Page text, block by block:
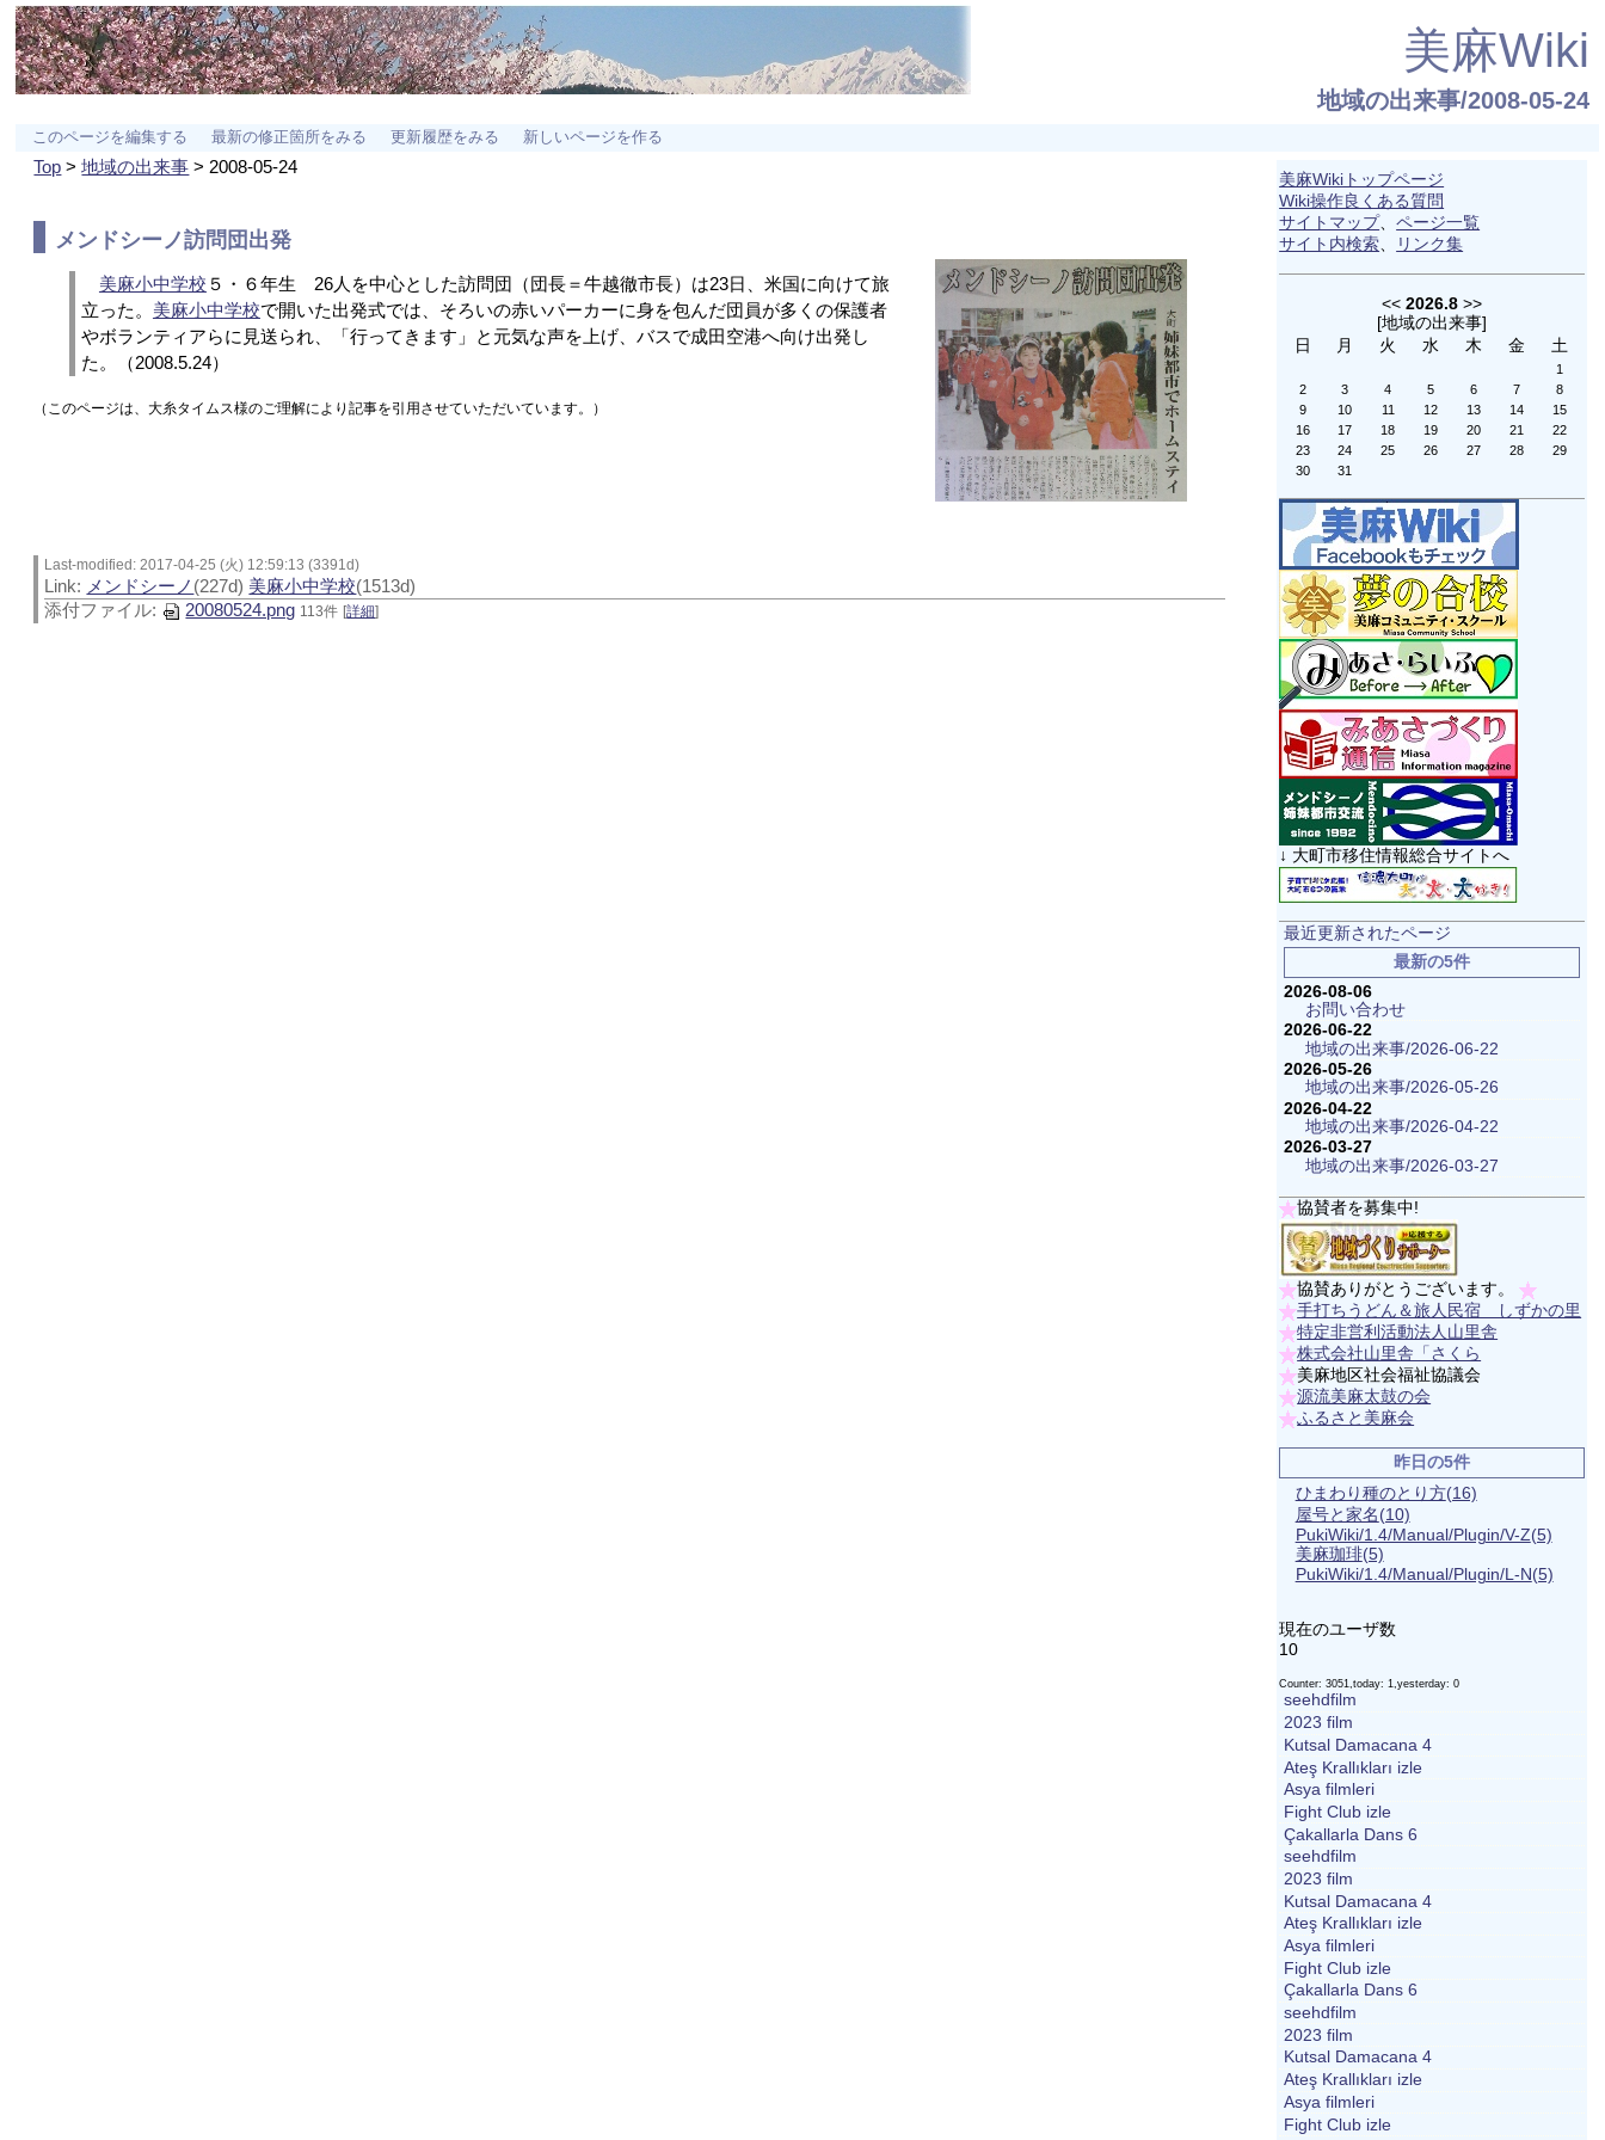
美麻Wiki
地域の出来事/2008-05-24
このページを編集する 最新の修正箇所をみる 更新履歴をみる 新しいページを作る
Top >地域の出来事 > 2008-05-24
メンドシーノ訪問団出発
美麻小中学校 ５・６年生 26人を中心とした訪問団（団長＝牛越徹市長）は23日、米国に向けて旅
立った。 美麻小中学校で開いた出発式では、そろいの赤いパーカーに身を包んだ団員が多くの保護者
やボランティアらに見送られ、「行ってきます」と元気な声を上げ、バスで成田空港へ向け出発し
た。（2008.5.24）
（このページは、大糸タイムス様のご理解により記事を引用させていただいています。）
Last-modified: 2017-04-25 (火) 12:59:13 (3391d)
Link: メンドシーノ (227d) 美麻小中学校(1513d)
添付ファイル:
20080524.png 113件 [詳細]
美麻Wikiトップページ
Wiki操作良くある質問
サイトマップ、ページ一覧
サイト内検索、 リンク集
<< 2026.8 >>
[地域の出来事]
日
月 火 水 木 金 土
1
2
3 4 5 6 7
8
9
10 11 12 13 14
15
16
17 18 19 20 21
22
23
24 25 26 27 28
29
30
31
↓ 大町市移住情報総合サイトへ
最近更新されたページ
最新の5件
2026-08-06
お問い合わせ
2026-06-22
地域の出来事/2026-06-22
2026-05-26
地域の出来事/2026-05-26
2026-04-22
地域の出来事/2026-04-22
2026-03-27
地域の出来事/2026-03-27
協賛者を募集中!
協賛ありがとうございます。
手打ちうどん＆旅人民宿 しずかの里
特定非営利活動法人山里舎
株式会社山里舎「さくら
美麻地区社会福祉協議会
源流美麻太鼓の会
ふるさと美麻会
昨日の5件
ひまわり種のとり方(16)
屋号と家名 (10)
PukiWiki/1.4/Manual/Plugin/V-Z(5)
美麻珈琲(5)
PukiWiki/1.4/Manual/Plugin/L-N (5)
現在のユーザ数
10
Counter: 3051,today: 1,yesterday: 0
seehdfilm
2023 film
Kutsal Damacana 4
Ateş Krallıkları izle
Asya filmleri
Fight Club izle
Çakallarla Dans 6
seehdfilm
2023 film
Kutsal Damacana 4
Ateş Krallıkları izle
Asya filmleri
Fight Club izle
Çakallarla Dans 6
seehdfilm
2023 film
Kutsal Damacana 4
Ateş Krallıkları izle
Asya filmleri
Fight Club izle